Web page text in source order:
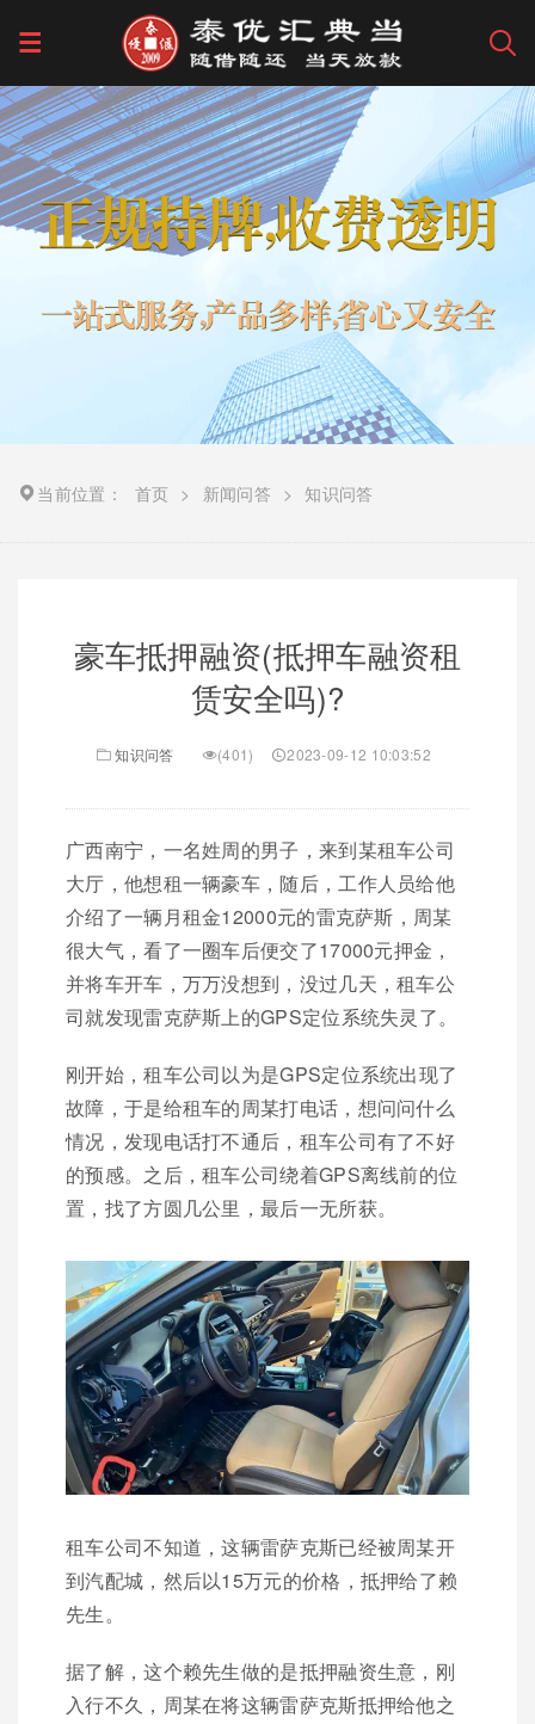
当前位置： 首页 > 新闻问答 > 知识问答
豪车抵押融资(抵押车融资租
赁安全吗)?
知识问答 (401) 2023-09-12 10:03:52
广西南宁，一名姓周的男子，来到某租车公司
大厅，他想租一辆豪车，随后，工作人员给他
介绍了一辆月租金12000元的雷克萨斯，周某
很大气，看了一圈车后便交了17000元押金，
并将车开车，万万没想到，没过几天，租车公
司就发现雷克萨斯上的GPS定位系统失灵了。
刚开始，租车公司以为是GPS定位系统出现了
故障，于是给租车的周某打电话，想问问什么
情况，发现电话打不通后，租车公司有了不好
的预感。之后，租车公司绕着GPS离线前的位
置，找了方圆几公里，最后一无所获。
租车公司不知道，这辆雷萨克斯已经被周某开
到汽配城，然后以15万元的价格，抵押给了赖
先生。
据了解，这个赖先生做的是抵押融资生意，刚
入行不久，周某在将这辆雷萨克斯抵押给他之